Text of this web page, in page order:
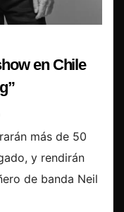
en Chile
más de 50
y rendirán
de banda Neil